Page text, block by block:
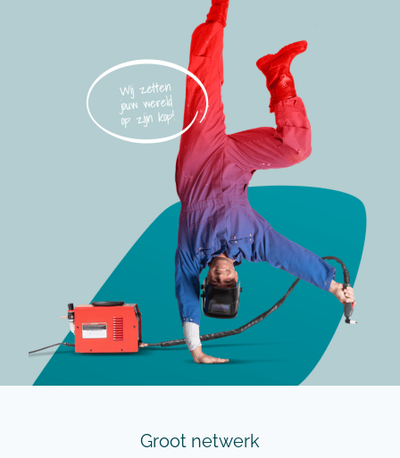
Groot netwerk